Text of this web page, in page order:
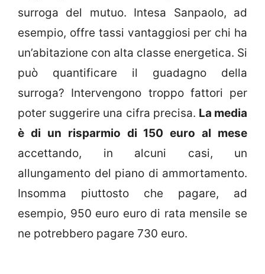
surroga del mutuo. Intesa Sanpaolo, ad
esempio, offre tassi vantaggiosi per chi ha
un’abitazione con alta classe energetica. Si
può quantificare il guadagno della
surroga? Intervengono troppo fattori per
poter suggerire una cifra precisa. La media
è di un risparmio di 150 euro al mese
accettando, in alcuni casi, un
allungamento del piano di ammortamento.
Insomma piuttosto che pagare, ad
esempio, 950 euro euro di rata mensile se
ne potrebbero pagare 730 euro.